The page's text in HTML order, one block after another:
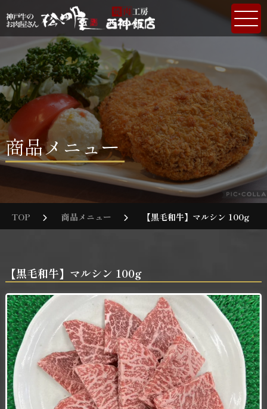
商品メニュー
TOP 商品メニュー 【黒毛和牛】マルシン 100g
【黒毛和牛】マルシン 100g